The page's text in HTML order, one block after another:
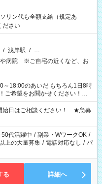
リン代も全額支給（規定あ
ださい
/ 浅岸駅 / …
や病院 ※ご自宅の近くなど、お
18:00のあいだ もちろん1日8時
ご希望をお聞かせください！★
合も遠慮なくご相談ください。
要です
始日はご相談ください！ ★急募
代活躍中 / 副業・WワークOK /
上の大量募集 / 電話対応なし / パ
る 詳細へ